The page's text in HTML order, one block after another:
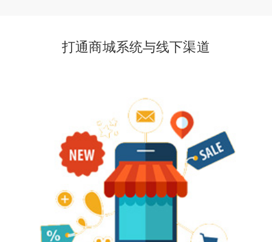
打通商城系统与线下渠道